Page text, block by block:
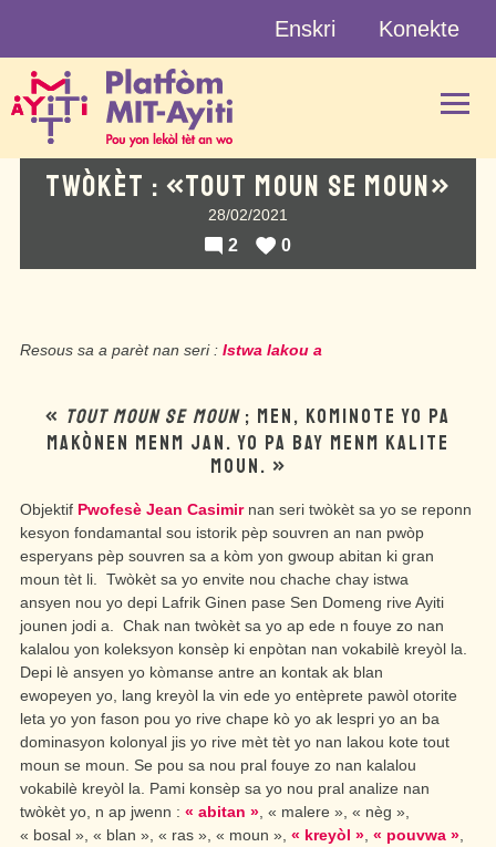
content
Enskri Konekte
TWÒKÈT : «TOUT MOUN SE MOUN»
28/02/2021
2 0
Resous sa a parèt nan seri : Istwa lakou a
« TOUT MOUN SE MOUN; MEN, KOMINOTE YO PA
MAKÒNEN MENM JAN. YO PA BAY MENM KALITE
MOUN. »
Objektif Pwofesè Jean Casimirnan seri twòkèt sa yo se reponn
kesyon fondamantal sou istorik pèp souvren an nan pwòp
esperyans pèp souvren sa a kòm yon gwoup abitan ki gran
moun tèt li. Twòkèt sa yo envite nou chache chay istwa
ansyen nou yo depi Lafrik Ginen pase Sen Domeng rive Ayiti
jounen jodi a. Chak nan twòkèt sa yo ap ede n fouye zo nan
kalalou yon koleksyon konsèp ki enpòtan nan vokabilè kreyòl la.
Depi lè ansyen yo kòmanse antre an kontak ak blan
ewopeyen yo, lang kreyòl la vin ede yo entèprete pawòl otorite
leta yo yon fason pou yo rive chape kò yo ak lespri yo an ba
dominasyon kolonyal jis yo rive mèt tèt yo nan lakou kote tout
moun se moun. Se pou sa nou pral fouye zo nan kalalou
vokabilè kreyòl la. Pami konsèp sa yo nou pral analize nan
twòkèt yo, n ap jwenn : « abitan » , « malere », « nèg »,
« bosal », « blan », « ras », « moun », « kreyòl » « pouvwa »